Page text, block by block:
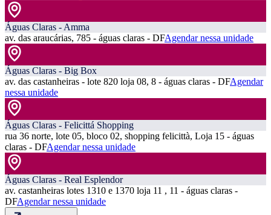
Águas Claras - Amma
av. das araucárias, 785 - águas claras - DFAgendar nessa unidade
Águas Claras - Big Box
av. das castanheiras - lote 820 loja 08, 8 - águas claras - DFAgendar
nessa unidade
Águas Claras - Felicittá Shopping
rua 36 norte, lote 05, bloco 02, shopping felicittà, Loja 15 - águas
claras - DFAgendar nessa unidade
Águas Claras - Real Esplendor
av. castanheiras lotes 1310 e 1370 loja 11 , 11 - águas claras -
DFAgendar nessa unidade